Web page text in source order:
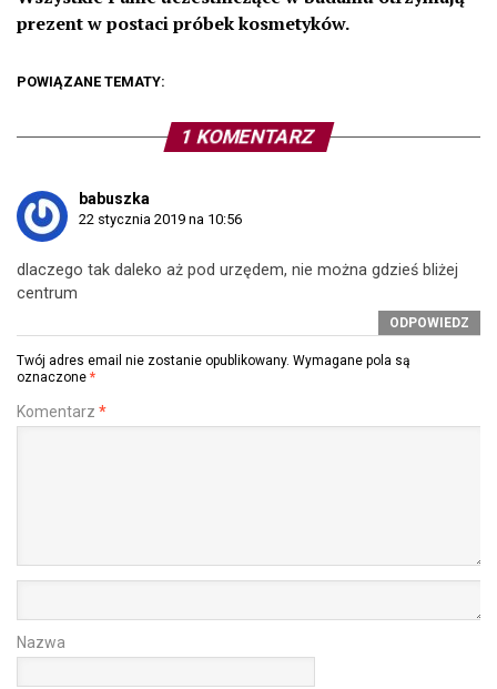
prezent w postaci próbek kosmetyków.
POWIĄZANE TEMATY:
1 KOMENTARZ
babuszka
22 stycznia 2019 na 10:56
dlaczego tak daleko aż pod urzędem, nie można gdzieś bliżej
centrum
ODPOWIEDZ
Twój adres email nie zostanie opublikowany. Wymagane pola są
oznaczone *
Komentarz *
Nazwa